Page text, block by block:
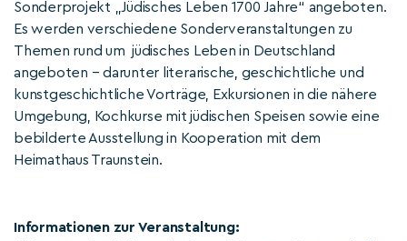
Sonderprojekt „Jüdisches Leben 1700 Jahre“ angeboten.
Es werden verschiedene Sonderveranstaltungen zu
Themen rund um jüdisches Leben in Deutschland
angeboten – darunter literarische, geschichtliche und
kunstgeschichtliche Vorträge, Exkursionen in die nähere
Umgebung, Kochkurse mit jüdischen Speisen sowie eine
bebilderte Ausstellung in Kooperation mit dem
Heimathaus Traunstein.
Informationen zur Veranstaltung: